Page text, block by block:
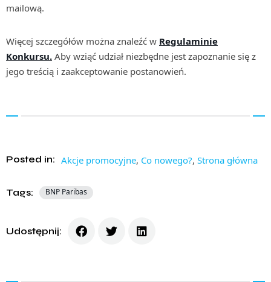
mailową.
Więcej szczegółów można znaleźć w Regulaminie
Konkursu. Aby wziąć udział niezbędne jest zapoznanie się z
jego treścią i zaakceptowanie postanowień.
Posted in: Akcje promocyjne, Co nowego?, Strona główna
Tags: BNP Paribas
Udostępnij: